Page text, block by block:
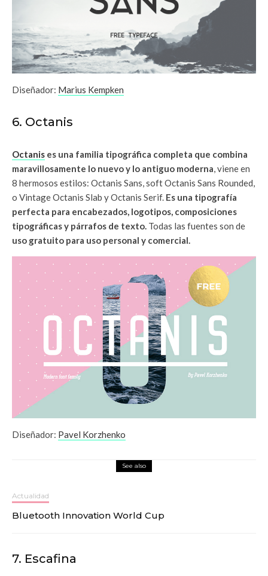
Diseñador: Marius Kempken
6. Octanis
Octanis es una familia tipográfica completa que combina
maravillosamente lo nuevo y lo antiguo moderna , viene en
8 hermosos estilos: Octanis Sans, soft Octanis Sans Rounded,
o Vintage Octanis Slab y Octanis Serif. Es una tipografía
perfecta para encabezados, logotipos, composiciones
tipográficas y párrafos de texto. Todas las fuentes son de
uso gratuito para uso personal y comercial.
Diseñador: Pavel Korzhenko
See also
Actualidad
Bluetooth Innovation World Cup
7. Escafina